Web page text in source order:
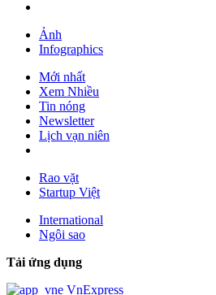
Ảnh
Infographics
Mới nhất
Xem Nhiều
Tin nóng
Newsletter
Lịch vạn niên
Rao vặt
Startup Việt
International
Ngôi sao
Tải ứng dụng
VnExpress